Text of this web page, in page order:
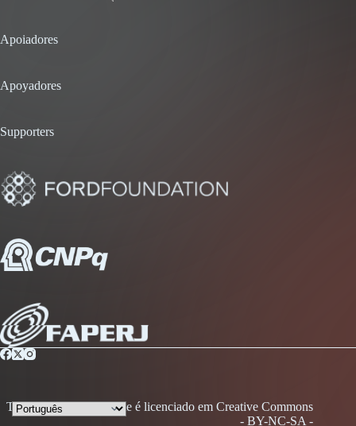
Apoiadores
Apoyadores
Supporters
Todo conteúdo desse site é licenciado em Creative Commons
- BY-NC-SA -